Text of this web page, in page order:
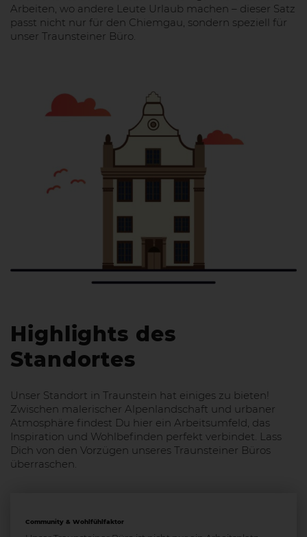
Arbeiten, wo andere Leute Urlaub machen – dieser Satz
passt nicht nur für den Chiemgau, sondern speziell für
unser Traunsteiner Büro.
Highlights des
Standortes
Unser Standort in Traunstein hat einiges zu bieten!
Zwischen malerischer Alpenlandschaft und urbaner
Atmosphäre findest Du hier ein Arbeitsumfeld, das
Inspiration und Wohlbefinden perfekt verbindet. Lass
Dich von den Vorzügen unseres Traunsteiner Büros
überraschen.
Community & Wohlfühlfaktor